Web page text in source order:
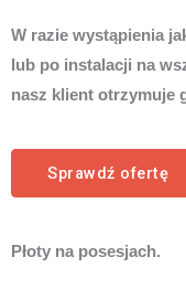
W razie wystąpienia
lub po instalacji na
nasz klient otrzymuje
Sprawdź ofertę
Płoty na posesjach.